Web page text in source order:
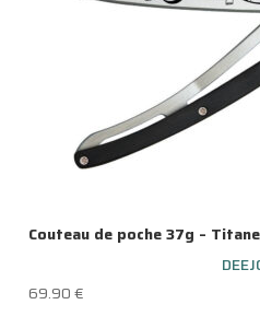
Couteau de poche 37g –
69.90€